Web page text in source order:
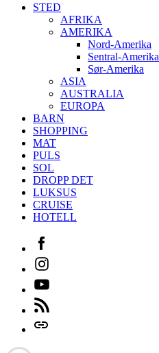
STED
AFRIKA
AMERIKA
Nord-Amerika
Sentral-Amerika
Sør-Amerika
ASIA
AUSTRALIA
EUROPA
BARN
SHOPPING
MAT
PULS
SOL
DROPP DET
LUKSUS
CRUISE
HOTELL
Facebook
Instagram
Youtube
Feed
Login